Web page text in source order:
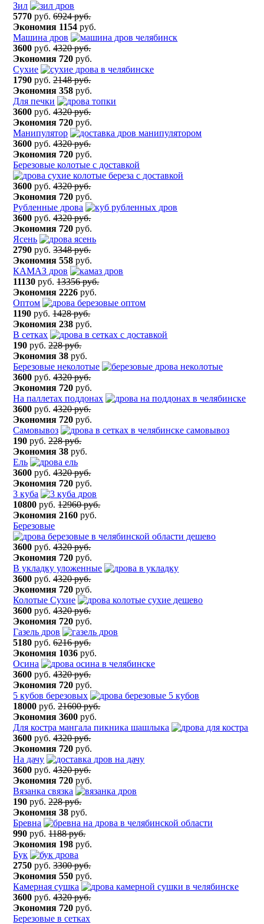
Зил
5770 руб.6924 руб.
Экономия 1154 руб.
Машина дров
3600 руб.4320 руб.
Экономия 720 руб.
Сухие
1790 руб.2148 руб.
Экономия 358 руб.
Для печки
3600 руб.4320 руб.
Экономия 720 руб.
Манипулятор
3600 руб.4320 руб.
Экономия 720 руб.
Березовые колотые с доставкой
3600 руб.4320 руб.
Экономия 720 руб.
Рубленные дрова
3600 руб.4320 руб.
Экономия 720 руб.
Ясень
2790 руб.3348 руб.
Экономия 558 руб.
КАМАЗ дров
11130 руб.13356 руб.
Экономия 2226 руб.
Оптом
1190 руб.1428 руб.
Экономия 238 руб.
В сетках
190 руб.228 руб.
Экономия 38 руб.
Березовые неколотые
3600 руб.4320 руб.
Экономия 720 руб.
На паллетах поддонах
3600 руб.4320 руб.
Экономия 720 руб.
Самовывоз
190 руб.228 руб.
Экономия 38 руб.
Ель
3600 руб.4320 руб.
Экономия 720 руб.
3 куба
10800 руб.12960 руб.
Экономия 2160 руб.
Березовые
3600 руб.4320 руб.
Экономия 720 руб.
В укладку уложенные
3600 руб.4320 руб.
Экономия 720 руб.
Колотые Сухие
3600 руб.4320 руб.
Экономия 720 руб.
Газель дров
5180 руб.6216 руб.
Экономия 1036 руб.
Осина
3600 руб.4320 руб.
Экономия 720 руб.
5 кубов березовых
18000 руб.21600 руб.
Экономия 3600 руб.
Для костра мангала пикника шашлыка
3600 руб.4320 руб.
Экономия 720 руб.
На дачу
3600 руб.4320 руб.
Экономия 720 руб.
Вязанка связка
190 руб.228 руб.
Экономия 38 руб.
Бревна
990 руб.1188 руб.
Экономия 198 руб.
Бук
2750 руб.3300 руб.
Экономия 550 руб.
Камерная сушка
3600 руб.4320 руб.
Экономия 720 руб.
Березовые в сетках